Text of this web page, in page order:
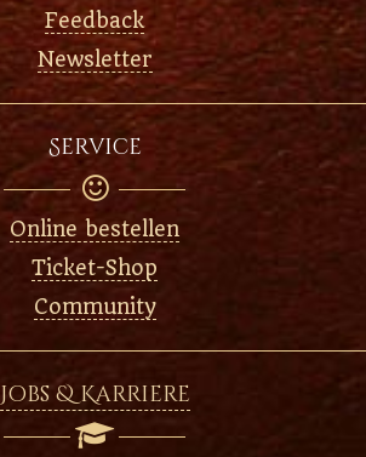
Feedback
Newsletter
Service

Online bestellen
Ticket-Shop
Community
Jobs & Karriere
